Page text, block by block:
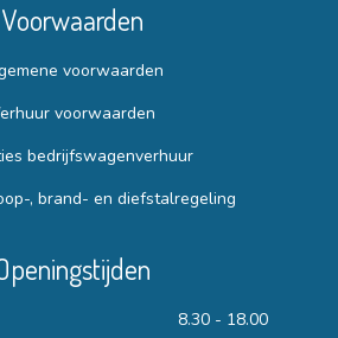
Voorwaarden
voorwaarden
voorwaarden
bedrijfswagenverhuur
, brand- en diefstalregeling
8.30 - 18.00